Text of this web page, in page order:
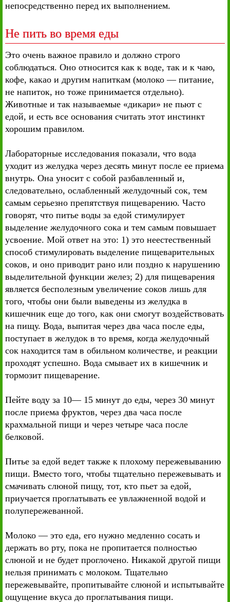
непосредственно перед их выполнением.
Не пить во время еды
Это очень важное правило и должно строго
соблюдаться. Оно относится как к воде, так и к чаю,
кофе, какао и другим напиткам (молоко — питание,
не напиток, но тоже принимается отдельно).
Животные и так называемые «дикари» не пьют с
едой, и есть все основания считать этот инстинкт
хорошим правилом.
Лабораторные исследования показали, что вода
уходит из желудка через десять минут после ее приема
внутрь. Она уносит с собой разбавленный и,
следовательно, ослабленный желудочный сок, тем
самым серьезно препятствуя пищеварению. Часто
говорят, что питье воды за едой стимулирует
выделение желудочного сока и тем самым повышает
усвоение. Мой ответ на это: 1) это неестественный
способ стимулировать выделение пищеварительных
соков, и оно приводит рано или поздно к нарушению
выделительной функции желез; 2) для пищеварения
является бесполезным увеличение соков лишь для
того, чтобы они были выведены из желудка в
кишечник еще до того, как они смогут воздействовать
на пищу. Вода, выпитая через два часа после еды,
поступает в желудок в то время, когда желудочный
сок находится там в обильном количестве, и реакции
проходят успешно. Вода смывает их в кишечник и
тормозит пищеварение.
Пейте воду за 10— 15 минут до еды, через 30 минут
после приема фруктов, через два часа после
крахмальной пищи и через четыре часа после
белковой.
Питье за едой ведет также к плохому пережевыванию
пищи. Вместо того, чтобы тщательно пережевывать и
смачивать слюной пищу, тот, кто пьет за едой,
приучается проглатывать ее увлажненной водой и
полупережеванной.
Молоко — это еда, его нужно медленно сосать и
держать во рту, пока не пропитается полностью
слюной и не будет проглочено. Никакой другой пищи
нельзя принимать с молоком. Тщательно
пережевывайте, пропитывайте слюной и испытывайте
ощущение вкуса до проглатывания пищи.